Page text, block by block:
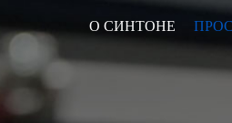
О СИНТОНЕ